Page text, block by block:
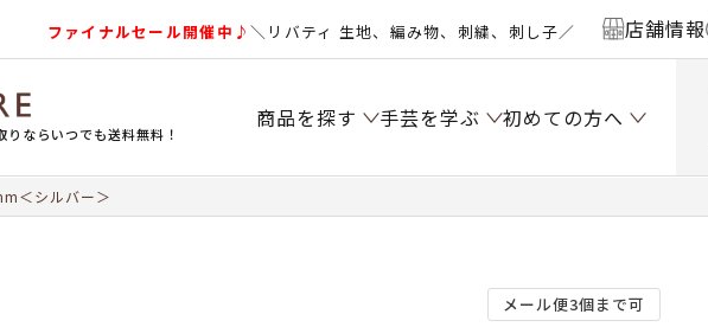
ファイナルセール開催中♪＼リバティ 生地、編み物、刺繍、刺し子／ 店舗情報
ならいつでも送料無料！
商品を探す 手芸を学ぶ 初めての方へ
＜シルバー＞
メール便3個まで可